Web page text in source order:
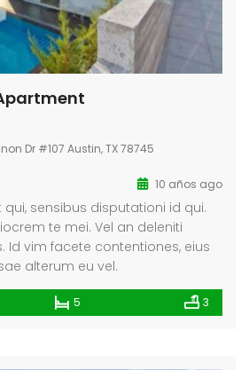
Dr #107 Austin, TX 78745
10 años ago
sensibus disputationi id qui.
te mei. Vel an deleniti
Id vim facete contentiones, eius
alterum eu vel.
5 3